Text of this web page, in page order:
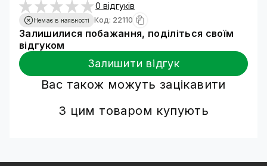
0 відгуків
Немає в наявності Код: 22110
Залишилися побажання, поділіться своїм
відгуком
Залишити відгук
Вас також можуть зацікавити
З цим товаром купують